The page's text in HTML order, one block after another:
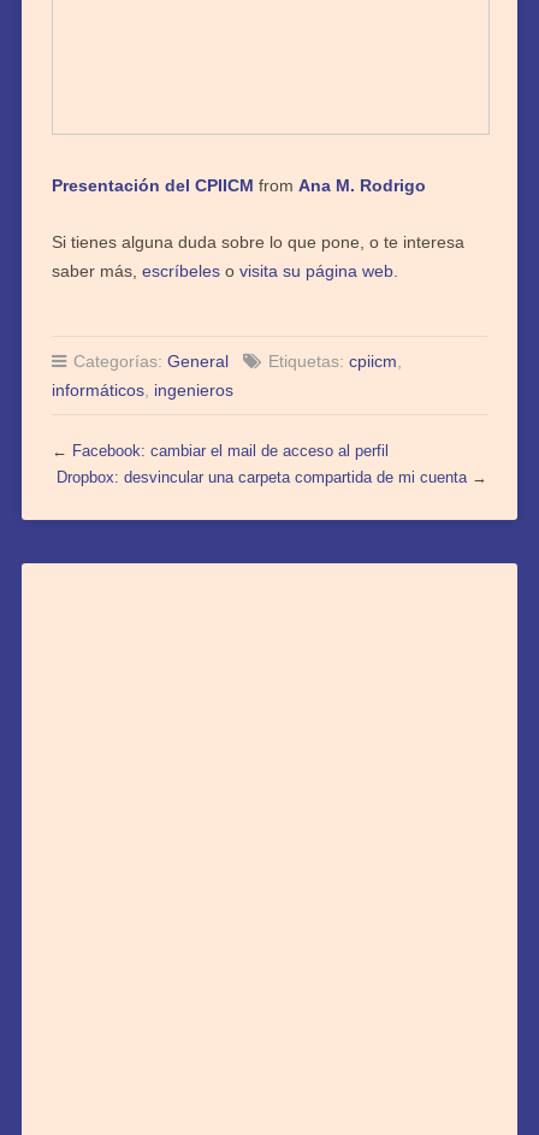
Presentación del CPIICM from Ana M. Rodrigo
Si tienes alguna duda sobre lo que pone, o te interesa
saber más, escríbeleso visita su página web.
Categorías: General Etiquetas: cpiicm
informáticos, ingenieros
← Facebook: cambiar el mail de acceso al perfil
Dropbox: desvincular una carpeta compartida de mi cuenta→